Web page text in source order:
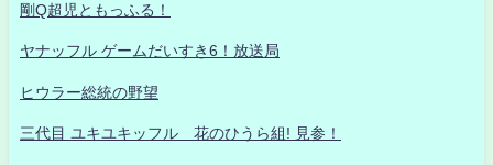
剛Q超児ともっふる！
ヤナッフル ゲームだいすき6！放送局
ヒウラー総統の野望
三代目 ユキユキッフル 花のひうら組! 見参！